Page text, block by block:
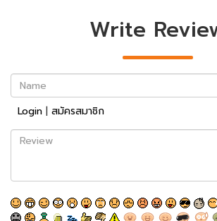
Write
Name
Login | สมัครสมาชิก
Review